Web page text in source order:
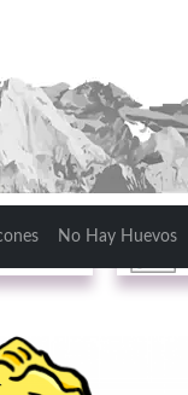
No Hay Huevos
Ruta con